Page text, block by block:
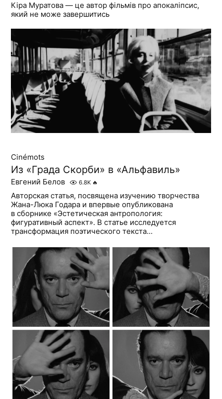
Кіра Муратова — це автор фільмів про апокаліпсис,
який не може завершитись
Cinémots
Из «Града Скорби» в «Альфавиль»
Евгений Белов 6.8K 🔥
Авторская статья, посвящена изучению творчества
Жана-Люка Годара и впервые опубликована
в сборнике «Эстетическая антропология:
фигуративный аспект». В статье исследуется
трансформация поэтического текста...